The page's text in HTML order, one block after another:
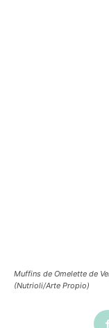
Muffins de Omelette de
(Nutrioli/Arte Propio)